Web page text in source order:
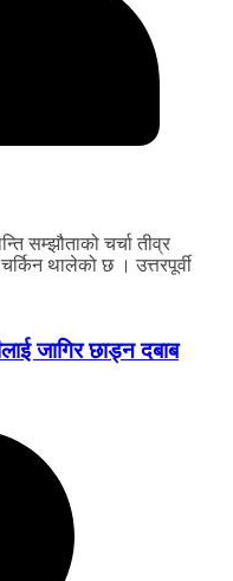
सम्झौताको चर्चा तीव्र
थालेको छ । उत्तरपूर्वी
जागिर छाड्न दबाब